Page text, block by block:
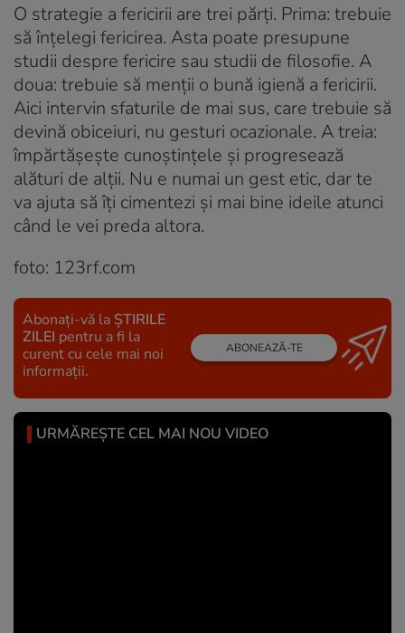
O strategie a fericirii are trei părți. Prima: trebuie
să înțelegi fericirea. Asta poate presupune
studii despre fericire sau studii de filosofie. A
doua: trebuie să menții o bună igienă a fericirii.
Aici intervin sfaturile de mai sus, care trebuie să
devină obiceiuri, nu gesturi ocazionale. A treia:
împărtășește cunoștințele și progresează
alături de alții. Nu e numai un gest etic, dar te
va ajuta să îți cimentezi și mai bine ideile atunci
când le vei preda altora.
foto: 123rf.com
Abonați-vă la ȘTIRILE
ZILEI pentru a fi la
curent cu cele mai noi
informații.
ABONEAZĂ-TE
URMĂREȘTE CEL MAI NOU VIDEO